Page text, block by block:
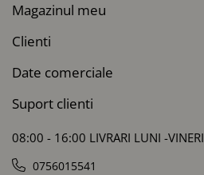
Magazinul meu
Clienti
Date comerciale
Suport clienti
08:00 - 16:00 LIVRARI LUNI -VINERI
0756015541